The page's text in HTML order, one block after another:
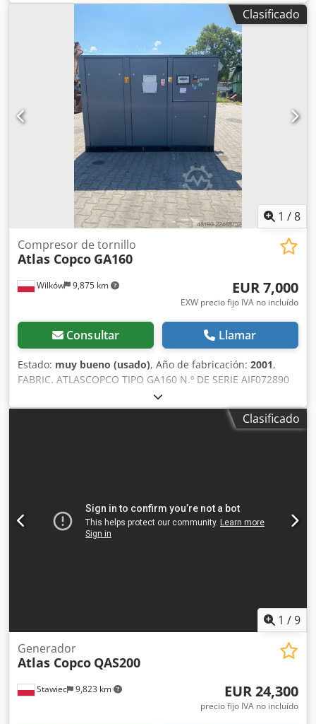
(kW) 181 CAUDAL (m³/min) PRESIÓN (bar) 12,50 HORAS
(FUNCIONAMIENTO/TOTAL) 85719 CON VARIADOR DE
FRECUENCIA sí CON SECADOR INTEGRADO no CON
INTERCAMBIADOR no REFRIGERADO (AIRE/AGUA) aire
INSTALADO EN EL TANQUE no DOCUMENTACIÓN no
CONEXIÓN 2 1/2 NUEVO/USADO USADO
Clasificado
1 /8
Wilków 9,875 km
Compresor de tornillo
Atlas Copco GA160
EUR 7,000
EXW precio fijo IVA no incluído
Consultar Llamar
Estado: muy bueno (usado), Año de fabricación: 2001,
FABRIC. ATLASCOPCO TIPO GA160 N.º DE SERIE AIF072890
Crodpjzq Afujfx Al Tsf AÑO 2001 POTENCIA (kW) 167
CAUDAL (m3/min) 21 PRESIÓN (bar) 8,5 HORAS
(FUNCIONAMIENTO/TOTAL) INVERSOR DE FRECUENCIA no
Clasificado
1 /9
Stawiec 9,823 km
Generador
Atlas Copco QAS200
EUR 24,300
precio fijo IVA no incluído